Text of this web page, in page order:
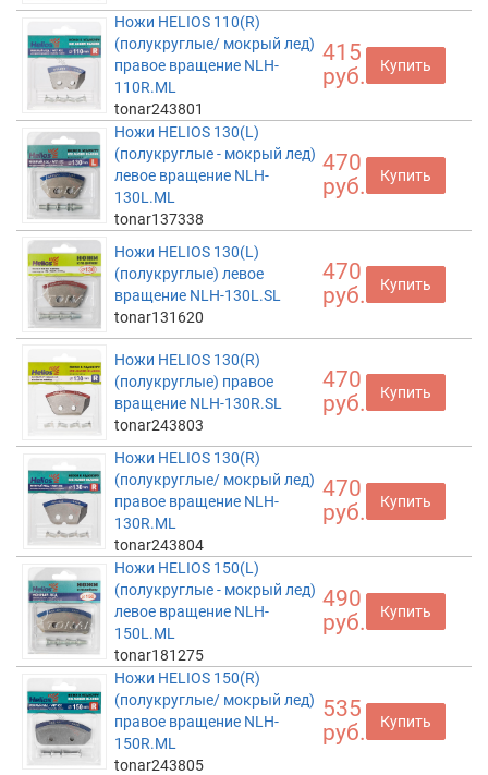
Ножи HELIOS 110(R)
(полукруглые/ мокрый лед)
правое вращение NLH-
110R.ML
tonar243801
415
руб.
Купить
Ножи HELIOS 130(L)
(полукруглые - мокрый лед)
левое вращение NLH-
130L.ML
tonar137338
470
руб.
Купить
Ножи HELIOS 130(L)
(полукруглые) левое
вращение NLH-130L.SL
tonar131620
470
руб.
Купить
Ножи HELIOS 130(R)
(полукруглые) правое
вращение NLH-130R.SL
tonar243803
470
руб.
Купить
Ножи HELIOS 130(R)
(полукруглые/ мокрый лед)
правое вращение NLH-
130R.ML
tonar243804
470
руб.
Купить
Ножи HELIOS 150(L)
(полукруглые - мокрый лед)
левое вращение NLH-
150L.ML
tonar181275
490
руб.
Купить
Ножи HELIOS 150(R)
(полукруглые/ мокрый лед)
правое вращение NLH-
150R.ML
tonar243805
535
руб.
Купить